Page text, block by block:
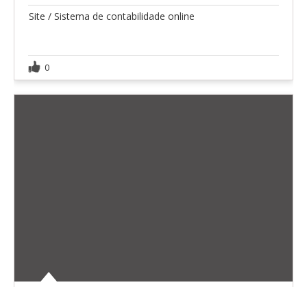
Site / Sistema de contabilidade online
0